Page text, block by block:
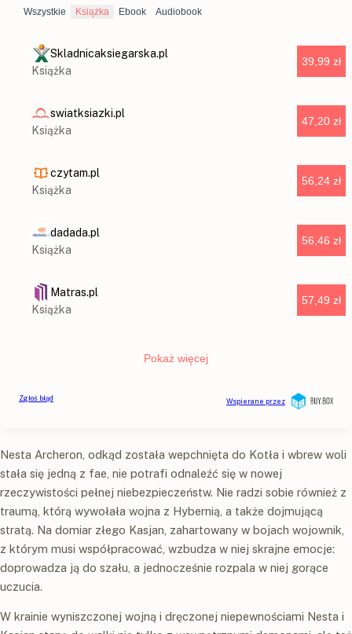
Nesta Archeron, odkąd została wepchnięta do Kotła i wbrew woli
stała się jedną z fae, nie potrafi odnaleźć się w nowej
rzeczywistości pełnej niebezpieczeństw. Nie radzi sobie również z
traumą, którą wywołała wojna z Hybernią, a także dojmującą
stratą. Na domiar złego Kasjan, zahartowany w bojach wojownik,
z którym musi współpracować, wzbudza w niej skrajne emocje:
doprowadza ją do szału, a jednocześnie rozpala w niej gorące
uczucia.
W krainie wyniszczonej wojną i dręczonej niepewnościami Nesta i